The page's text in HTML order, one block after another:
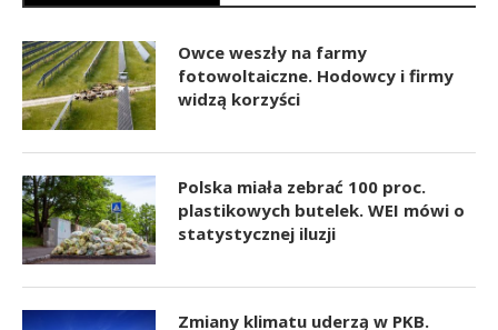
Owce weszły na farmy
fotowoltaiczne. Hodowcy i firmy
widzą korzyści
Polska miała zebrać 100 proc.
plastikowych butelek. WEI mówi o
statystycznej iluzji
Zmiany klimatu uderzą w PKB.